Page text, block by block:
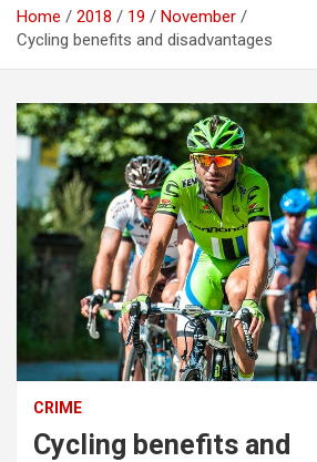
Home 2018 19
November
Cycling benefits and disadvantages
CRIME
Cycling benefits and